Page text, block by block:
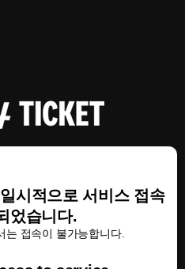
시적으로 서비스 접속
었습니다.
는 접속이 불가능합니다.